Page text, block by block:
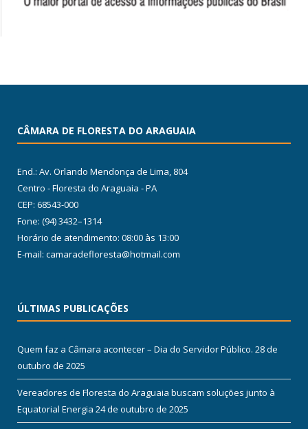
CÂMARA DE FLORESTA DO ARAGUAIA
End.: Av. Orlando Mendonça de Lima, 804
Centro - Floresta do Araguaia - PA
CEP: 68543-000
Fone: (94) 3432–1314
Horário de atendimento: 08:00 às 13:00
E-mail: camaradefloresta@hotmail.com
ÚLTIMAS PUBLICAÇÕES
Quem faz a Câmara acontecer – Dia do Servidor Público. 28 de
outubro de 2025
Vereadores de Floresta do Araguaia buscam soluções junto à
Equatorial Energia 24 de outubro de 2025